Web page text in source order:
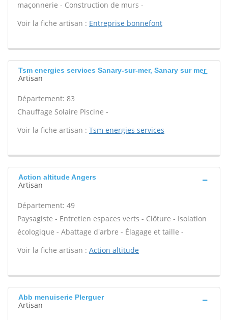
maçonnerie - Construction de murs -
Voir la fiche artisan : Entreprise bonnefont
Tsm energies services Sanary-sur-mer, Sanary sur mer
Artisan
Département: 83
Chauffage Solaire Piscine -
Voir la fiche artisan : Tsm energies services
Action altitude Angers
Artisan
Département: 49
Paysagiste - Entretien espaces verts - Clôture - Isolation
écologique - Abattage d'arbre - Élagage et taille -
Voir la fiche artisan : Action altitude
Abb menuiserie Plerguer
Artisan